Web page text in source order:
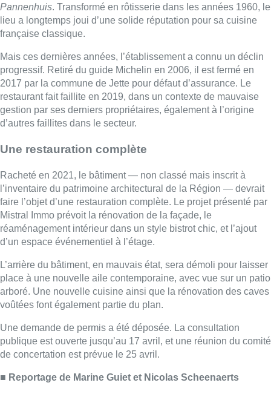
Pannenhuis. Transformé en rôtisserie dans les années 1960, le
lieu a longtemps joui d’une solide réputation pour sa cuisine
française classique.
Mais ces dernières années, l’établissement a connu un déclin
progressif. Retiré du guide Michelin en 2006, il est fermé en
2017 par la commune de Jette pour défaut d’assurance. Le
restaurant fait faillite en 2019, dans un contexte de mauvaise
gestion par ses derniers propriétaires, également à l’origine
d’autres faillites dans le secteur.
Une restauration complète
Racheté en 2021, le bâtiment — non classé mais inscrit à
l’inventaire du patrimoine architectural de la Région — devrait
faire l’objet d’une restauration complète. Le projet présenté par
Mistral Immo prévoit la rénovation de la façade, le
réaménagement intérieur dans un style bistrot chic, et l’ajout
d’un espace événementiel à l’étage.
L’arrière du bâtiment, en mauvais état, sera démoli pour laisser
place à une nouvelle aile contemporaine, avec vue sur un patio
arboré. Une nouvelle cuisine ainsi que la rénovation des caves
voûtées font également partie du plan.
Une demande de permis a été déposée. La consultation
publique est ouverte jusqu’au 17 avril, et une réunion du comité
de concertation est prévue le 25 avril.
■ Reportage de Marine Guiet et Nicolas Scheenaerts